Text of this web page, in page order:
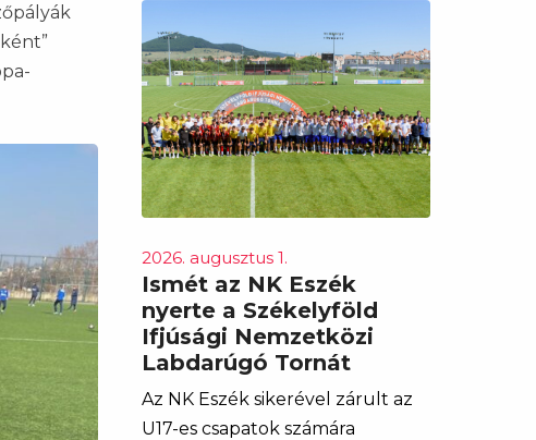
2026. augusztus 1.
Ismét az NK Eszék
nyerte a Székelyföld
Ifjúsági Nemzetközi
Labdarúgó Tornát
Az NK Eszék sikerével zárult az
U17-es csapatok számára